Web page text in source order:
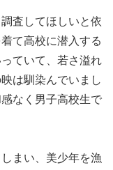
査してほしいと依
て高校に潜入する
ていて、若さ溢れ
は馴染んでいまし
なく男子高校生で
まい、美少年を漁